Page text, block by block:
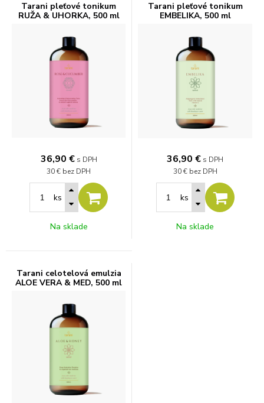
Tarani pleťové tonikum
RUŽA & UHORKA, 500 ml
36,90 € s DPH
30 € bez DPH
ks
Na sklade
Tarani pleťové tonikum
EMBELIKA, 500 ml
36,90 € s DPH
30 € bez DPH
ks
Na sklade
Tarani celotelová emulzia
ALOE VERA & MED, 500 ml